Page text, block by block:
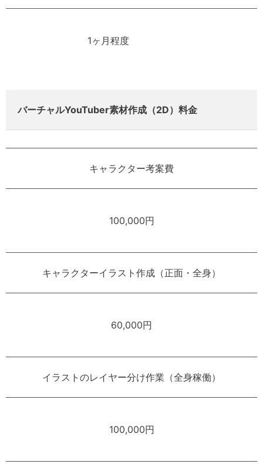
1ヶ月程度
バーチャルYouTuber素材作成（2D）料金
キャラクター考案費
100,000円
キャラクターイラスト作成（正面・全身）
60,000円
イラストのレイヤー分け作業（全身稼働）
100,000円